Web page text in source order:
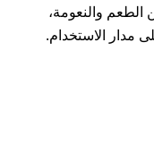
والنعومة،
مدار الاستخدام.